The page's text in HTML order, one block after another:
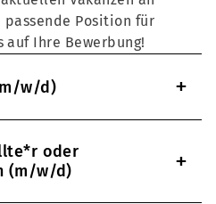
Position für
auf Ihre Bewerbung!
w/d) +
oder
(m/w/d)
+